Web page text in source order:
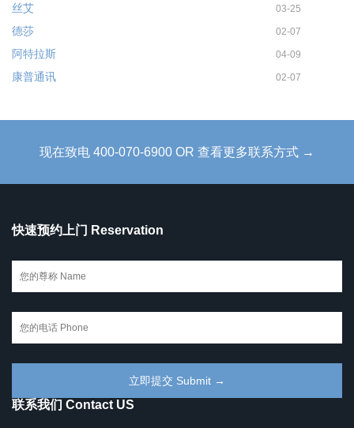
丝艾 03-25
德莎 02-07
阿特拉斯 04-09
康普通讯 02-07
现在致电 400-070-6900 OR 查看更多联系方式 →
快速预约上门 Reservation
联系我们 Contact US